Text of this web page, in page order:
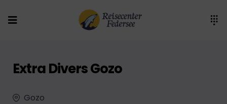
Extra Divers Gozo
Gozo